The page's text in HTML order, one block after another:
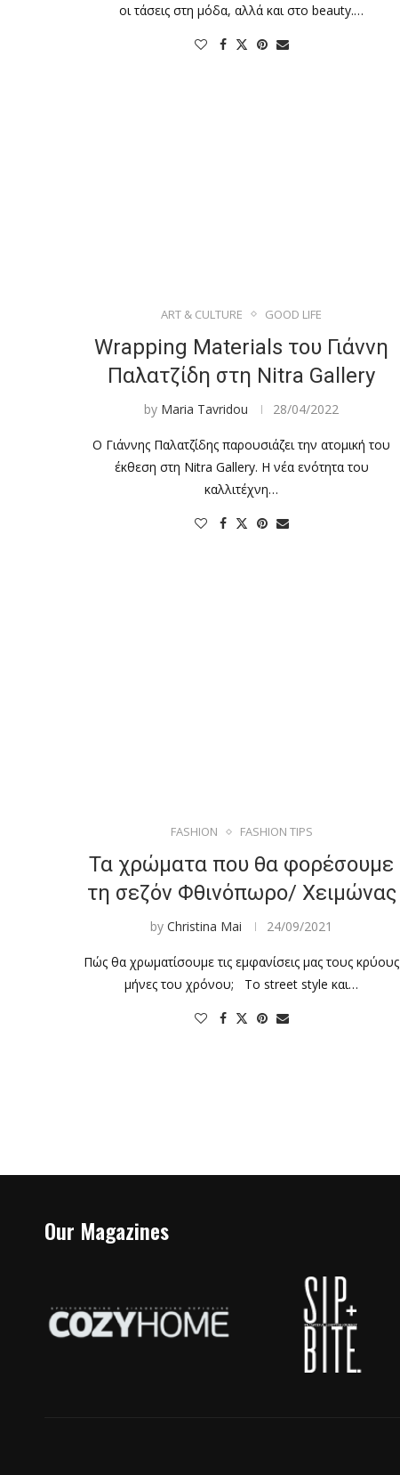
οι τάσεις στη μόδα, αλλά και στο beauty.…
ART & CULTURE GOOD LIFE
Wrapping Materials του Γιάννη
Παλατζίδη στη Nitra Gallery
by Maria Tavridou 28/04/2022
Ο Γιάννης Παλατζίδης παρουσιάζει την ατομική του
έκθεση στη Nitra Gallery. Η νέα ενότητα του
καλλιτέχνη…
FASHION FASHION TIPS
Τα χρώματα που θα φορέσουμε
τη σεζόν Φθινόπωρο/ Χειμώνας
byChristina Mai 24/09/2021
Πώς θα χρωματίσουμε τις εμφανίσεις μας τους κρύους
μήνες του χρόνου; Το street style και…
Our Magazines